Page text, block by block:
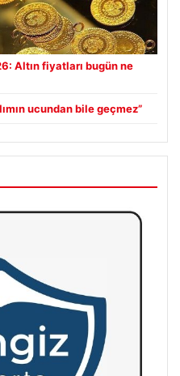
Altın fiyatları bugün ne
ucundan bile geçmez”